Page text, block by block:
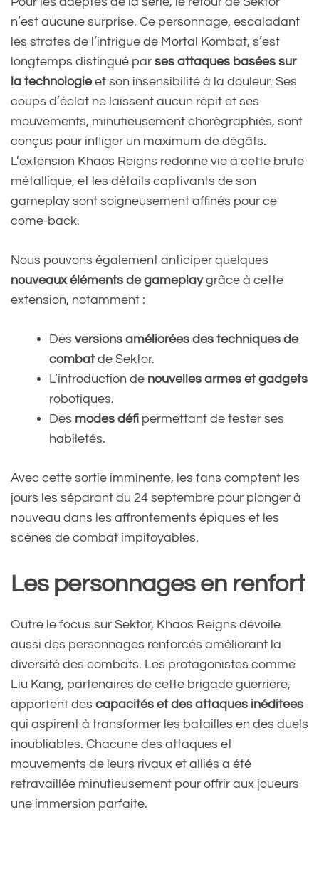
n’est aucune surprise. Ce personnage, escaladant
les strates de l’intrigue de Mortal Kombat, s’est
longtemps distingué par ses attaques basées sur
la technologieet son insensibilité à la douleur. Ses
coups d’éclat ne laissent aucun répit et ses
mouvements, minutieusement chorégraphiés, sont
conçus pour infliger un maximum de dégâts.
L’extension Khaos Reigns redonne vie à cette brute
métallique, et les détails captivants de son
gameplay sont soigneusement affinés pour ce
come-back.
Nous pouvons également anticiper quelques
nouveaux éléments de gameplaygrâce à cette
extension, notamment :
Des versions améliorées des techniques de
combatde Sektor.
L’introduction de nouvelles armes et gadgets
robotiques.
Des modes défi permettant de tester ses
habiletés.
Avec cette sortie imminente, les fans comptent les
jours les séparant du 24 septembre pour plonger à
nouveau dans les affrontements épiques et les
scènes de combat impitoyables.
Les personnages en renfort
Outre le focus sur Sektor, Khaos Reigns dévoile
aussi des personnages renforcés améliorant la
diversité des combats. Les protagonistes comme
Liu Kang, partenaires de cette brigade guerrière,
apportent des capacités et des attaques inéditees
qui aspirent à transformer les batailles en des duels
inoubliables. Chacune des attaques et
mouvements de leurs rivaux et alliés a été
retravaillée minutieusement pour offrir aux joueurs
une immersion parfaite.